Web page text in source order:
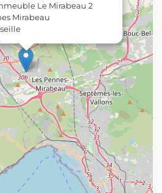
Le Mirabeau 2
Mirabeau